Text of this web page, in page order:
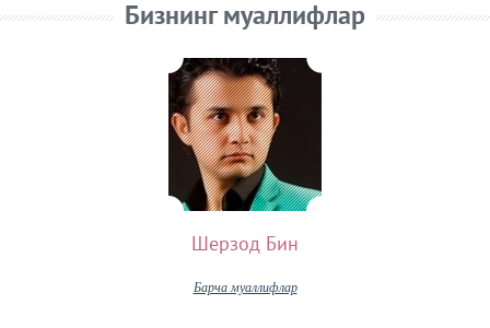
Бизнинг муаллифлар
Шерзод Бин
Барча муаллифлар